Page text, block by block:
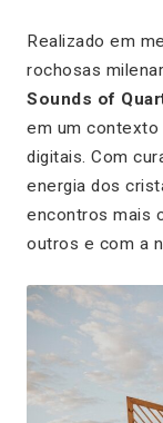
Realizado em
rochosas
Sounds of
em um
digitais. Com
energia dos
encontros mais
outros e com a